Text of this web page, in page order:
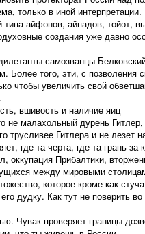
только в иной интерпретации.
типа айфонов, айпадов, тойот,
создания уже давно
самозванцы
Более того, эти, с позволения
чтобы увеличить свой
вшивость и наличие яиц
не малахольный дурень
трусливее Гитлера и не лезет
где та черта, где та грань за
оккупация Прибалтики,
между мировыми
которое кроме как
дудку. Как тут не поверить
Чувак проверяет границы